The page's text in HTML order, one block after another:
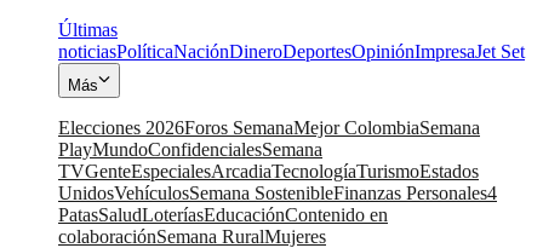
Últimas
noticiasPolíticaNaciónDineroDeportesOpiniónImpresaJet Set
Más
Elecciones 2026Foros SemanaMejor ColombiaSemana
PlayMundoConfidencialesSemana
TVGenteEspecialesArcadiaTecnologíaTurismoEstados
UnidosVehículosSemana SostenibleFinanzas Personales4
PatasSaludLoteríasEducaciónContenido en
colaboraciónSemana RuralMujeres